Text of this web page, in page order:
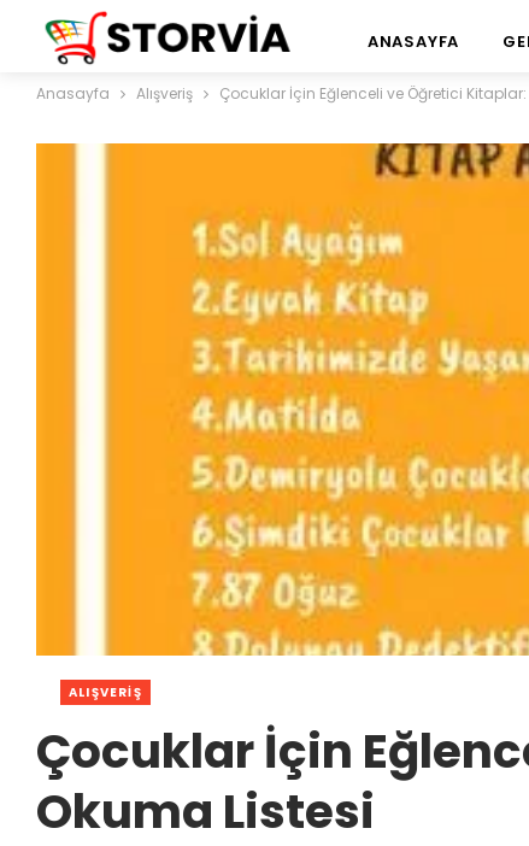
ANASAYFA
Anasayfa Alışveriş Çocuklar İçin Eğlenceli ve Öğretici
ALIŞVERIŞ
Çocuklar İçin
Okuma Listesi